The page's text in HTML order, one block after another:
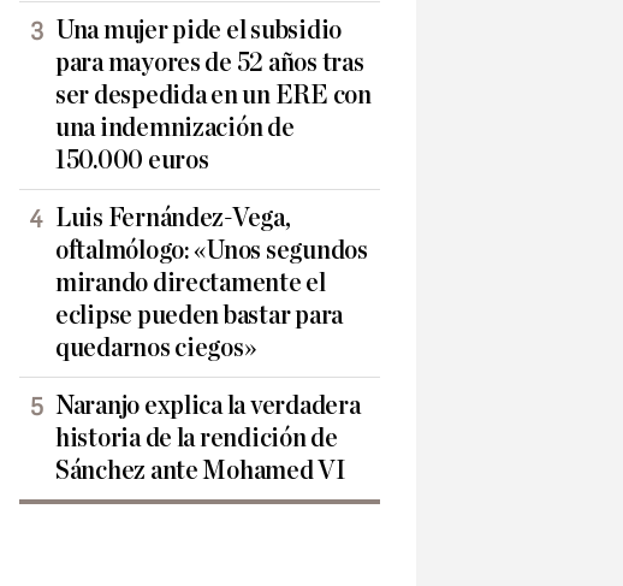
Una mujer pide el subsidio
para mayores de 52 años tras
ser despedida en un ERE con
una indemnización de
150.000 euros
Luis Fernández-Vega,
oftalmólogo: «Unos segundos
mirando directamente el
eclipse pueden bastar para
quedarnos ciegos»
Naranjo explica la verdadera
historia de la rendición de
Sánchez ante Mohamed VI